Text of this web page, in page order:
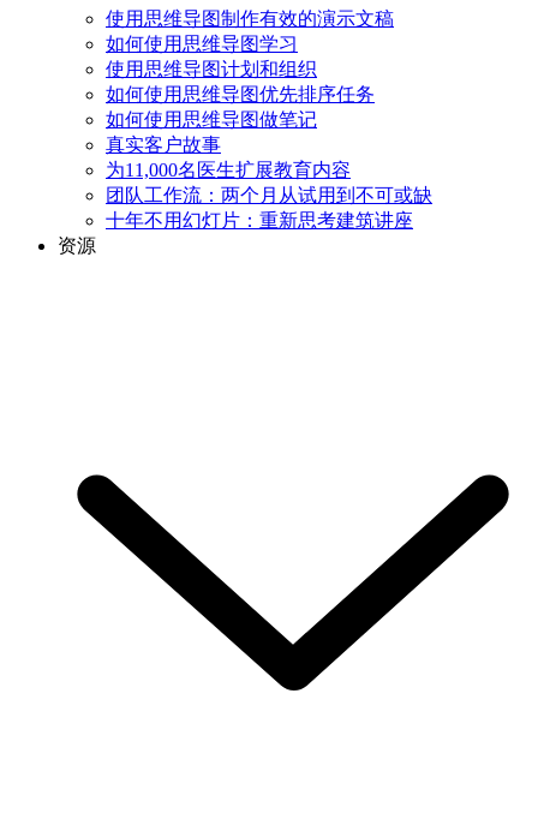
使用思维导图制作有效的演示文稿
如何使用思维导图学习
使用思维导图计划和组织
如何使用思维导图优先排序任务
如何使用思维导图做笔记
真实客户故事
为11,000名医生扩展教育内容
团队工作流：两个月从试用到不可或缺
十年不用幻灯片：重新思考建筑讲座
资源